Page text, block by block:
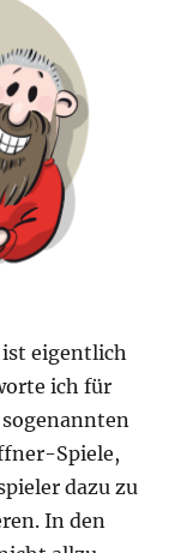
eigentlich
ich für
Spiele,
dazu zu
In den